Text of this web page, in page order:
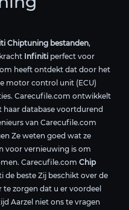
Chiptuning bestanden,
Infiniti perfect voor
heeft ontdekt dat door het
motor control unit (ECU)
Carecufile.com ontwikkelt
database voortdurend
van Carecufile.com
Ze weten goed wat ze
voor vernieuwing is om
Carecufile.com Chip
de beste Zij beschikt over de
zorgen dat u er voordeel
Aarzel niet ons te vragen